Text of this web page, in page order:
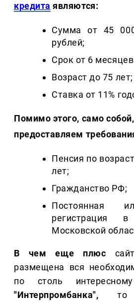
кредита являются:
Сумма от 45
рублей;
Срок от 6
Возраст до 75 лет;
Ставка от 11%
Помимо этого, само
предоставляем
Пенсия по
лет;
Гражданство РФ;
Постоянная
регистрация
Московской
В чем еще плюс
размещена вся
по столь
"Интерпромбанка", то